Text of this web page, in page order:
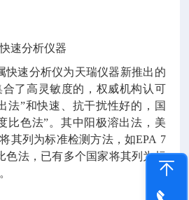
速分析仪器
快速分析仪为天瑞仪器新推出的
了高灵敏度的，权威机构认可
”和快速、抗干扰性好的，国
色法”。其中阳极溶出法，美
其列为标准检测方法，如EPA 7
色法，已有多个国家将其列为标